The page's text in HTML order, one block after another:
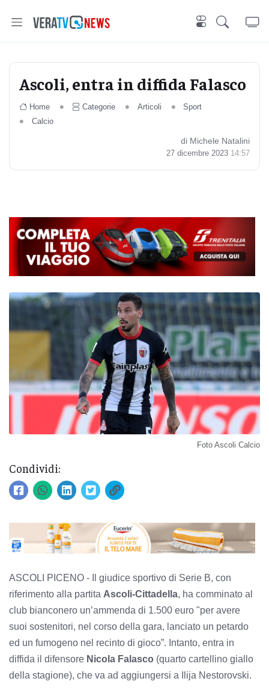
Ascoli, entra in diffida Falasco
Home Categorie Articoli
Sport
Calcio
di Michele Natalini
27 dicembre 2023 14:57
Foto Ascoli Calcio
Condividi:
ASCOLI PICENO -
Il giudice sportivo di Serie B, con
riferimento alla partita Ascoli-Cittadella, ha comminato al
club bianconero un’ammenda di 1.500 euro "per avere
suoi sostenitori, nel corso della gara, lanciato un petardo
ed un fumogeno nel recinto di gioco”. Intanto, entra in
diffida il difensore Nicola Falasco (quarto cartellino giallo
della stagione), che va ad aggiungersi a Ilija Nestorovski.